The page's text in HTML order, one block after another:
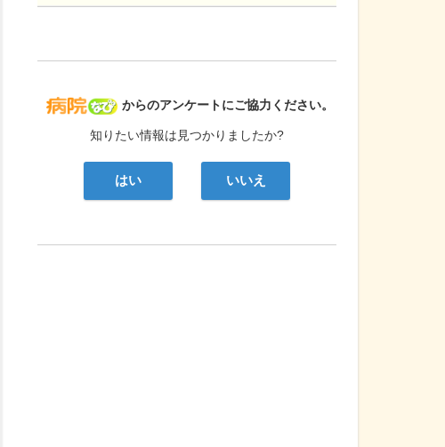
病院なび
からのアンケートにご協力ください。
知りたい情報は見つかりましたか?
はい いいえ